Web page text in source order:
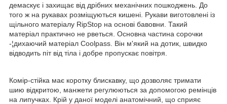
демаскує і захищає від дрібних механічних пошкоджень. До
того ж на рукавах розміщуються кишені. Рукави виготовлені із
щільного матеріалу RipStop на основі бавовни. Такий
матеріал практично не рветься. Основна частина сорочки
-¦дихаючий матеріал Coolpass. Він м'який на дотик, швидко
відводить піт від тіла і добре пропускає повітря.
Комір-стійка має коротку блискавку, що дозволяє тримати
шию відкритою, манжети регулюються за допомогою ремінців
на липучках. Крій у даної моделі анатомічний, що сприяє